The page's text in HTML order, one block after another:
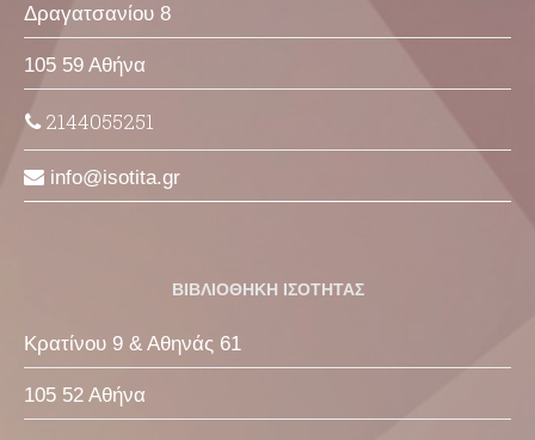
Δραγατσανίου 8
105 59 Αθήνα
2144055251
info isotita gr
ΒΙΒΛΙΟΘΗΚΗ ΙΣΟΤΗΤΑΣ
Κρατίνου 9 & Αθηνάς 61
105 52 Αθήνα